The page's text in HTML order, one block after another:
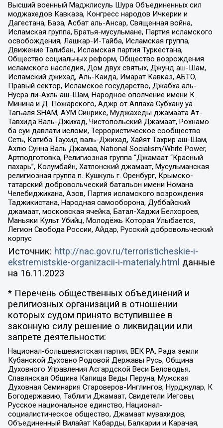
Высший военный Маджлисуль Шура Объединенных сил
моджахедов Кавказа, Конгресс народов Ичкерии и
Дагестана, База, Асбат аль-Ансар, Священная война,
Исламская группа, Братья-мусульмане, Партия исламского
освобождения, Лашкар-И-Тайба, Исламская группа,
Движение Талибан, Исламская партия Туркестана,
Общество социальных реформ, Общество возрождения
исламского наследия, Дом двух святых, Джунд аш-Шам,
Исламский джихад, Аль-Каида, Имарат Кавказ, АБТО,
Правый сектор, Исламское государство, Джабха аль-
Нусра ли-Ахль аш-Шам, Народное ополчение имени К.
Минина и Д. Пожарского, Аджр от Аллаха Субхану уа
Тагьаля SHAM, АУМ Синрике, Муджахеды джамаата Ат-
Тавхида Валь-Джихад, Чистопольский Джамаат, Рохнамо
ба суи давлати исломи, Террористическое сообщество
Сеть, Катиба Таухид валь-Джихад, Хайят Тахрир аш-Шам,
Ахлю Сунна Валь Джамаа, National Socialism/White Power,
Артподготовка, Религиозная группа “Джамаат “Красный
пахарь”, Колумбайн, Хатлонский джамаат, Мусульманская
религиозная группа п. Кушкуль г. Оренбург, Крымско-
татарский добровольческий батальон имени Номана
Челебиджихана, Азов, Партия исламского возрождения
Таджикистана, Народная самооборона, Дуббайский
джамаат, московская ячейка, Батал-Хаджи Белхороев,
Маньяки Культ Убийц, Молодёжь Которая Улыбается,
Легион Свобода России, Айдар, Русский добровольческий
корпус
Источник: http://nac.gov.ru/terroristicheskie-i-
ekstremistskie-organizacii-i-materialy.html данные
на 16.11.2023
* Перечень общественных объединений и
религиозных организаций в отношении
которых судом принято вступившее в
законную силу решение о ликвидации или
запрете деятельности:
Национал-большевистская партия, ВЕК РА, Рада земли
Кубанской Духовно Родовой Державы Русь, Община
Духовного Управления Асгардской Веси Беловодья,
Славянская Община Капища Веды Перуна, Мужская
Духовная Семинария Староверов-Инглингов, Нурджулар, К
Богодержавию, Таблиги Джамаат, Свидетели Иеговы,
Русское национальное единство, Национал-
социалистическое общество, Джамаат мувахидов,
Объединенный Вилайат Кабарды, Балкарии и Карачая,